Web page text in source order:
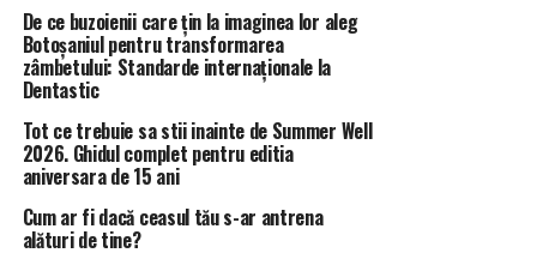
Poarta Albă, m-am predat, m-au cazat. Nu e nici iadul pe
pământ, dar nu e nici o plăcere să fii acolo. Cu cât
înţelegi mai repede unde eşti, cu atât îţi va fi mai uşor.
Dacă stai să te gândeşti… cine am fost, unde am ajuns…
nu iese bine. Dacă nu înţelegi unde eşti e foarte greu. Am
vorbit cu fratele meu şi ne-am zis: trebuie să uităm cine
am fost, ne facem pedeapsa şi asta este. Celulă de 11
metri pătraţi, patru paturi şi un grup sanitar unde dacă
nu erai atent şi te întorceai brusc, spărgeai faianţa cu
De ce buzoienii care țin la imaginea lor aleg
Botoșaniul pentru transformarea
zâmbetului: Standarde internaționale la
Dentastic
Tot ce trebuie sa stii inainte de Summer Well
2026. Ghidul complet pentru editia
aniversara de 15 ani
Cum ar fi dacă ceasul tău s-ar antrena
alături de tine?